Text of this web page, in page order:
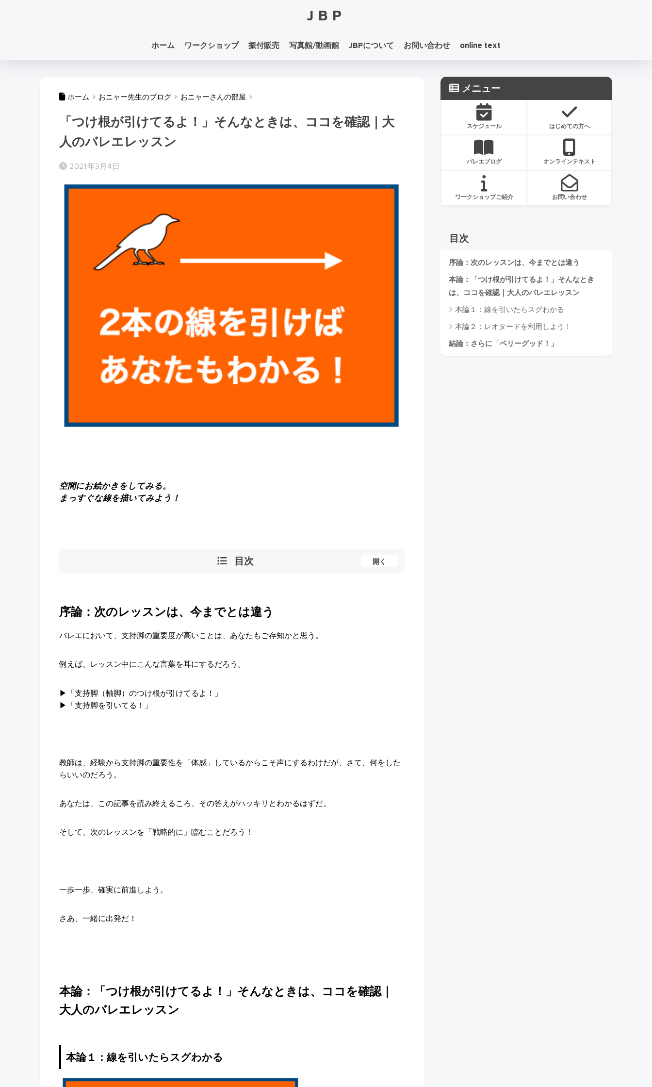
JBP
ホーム ワークショップ 振付販売 写真館/動画館 JBPについて お問い合わせ online text
ホーム おニャー先生のブログ おニャーさんの部屋
「つけ根が引けてるよ！」そんなときは、ココを確認｜大
人のバレエレッスン
2021年3月4日
空間にお絵かきをしてみる。
まっすぐな線を描いてみよう！
目次 開く
序論：次のレッスンは、今までとは違う
バレエにおいて、支持脚の重要度が高いことは、あなたもご存知かと思う。
例えば、レッスン中にこんな言葉を耳にするだろう。
▶︎「支持脚（軸脚）のつけ根が引けてるよ！」
▶︎「支持脚を引いてる！」
教師は、経験から支持脚の重要性を「体感」しているからこそ声にするわけだが、さて、何をした
らいいのだろう。
あなたは、この記事を読み終えるころ、その答えがハッキリとわかるはずだ。
そして、次のレッスンを「戦略的に」臨むことだろう！
一歩一歩、確実に前進しよう。
さあ、一緒に出発だ！
本論：「つけ根が引けてるよ！」そんなときは、ココを確認｜
大人のバレエレッスン
本論１：線を引いたらスグわかる
メニュー
スケジュール はじめての方へ
バレエブログ オンラインテキスト
ワークショップご紹介 お問い合わせ
目次
序論：次のレッスンは、今までとは違う
本論：「つけ根が引けてるよ！」そんなとき
は、ココを確認｜大人のバレエレッスン
本論１：線を引いたらスグわかる
本論２：レオタードを利用しよう！
結論：さらに「ベリーグッド！」